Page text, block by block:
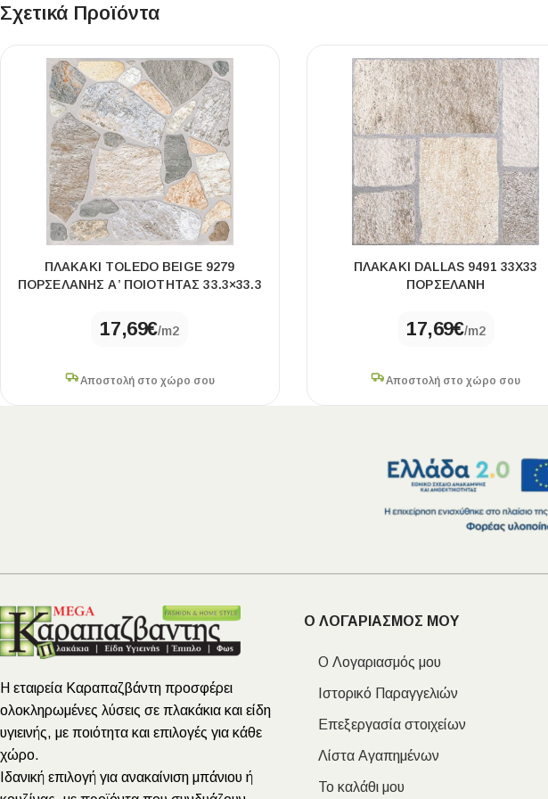
Σχετικά Προϊόντα
ΠΛΑΚΑΚΙ TOLEDO BEIGE 9279
ΠΟΡΣΕΛΑΝΗΣ Α’ ΠΟΙΟΤΗΤΑΣ 33.3×33.3
17,69€/m2
Αποστολή στο χώρο σου
ΠΛΑΚΑΚΙ DALLAS 9491 33Χ33
ΠΟΡΣΕΛΑΝΗ
17,69€/m2
Αποστολή στο χώρο σου
Η εταιρεία Καραπαζβάντη προσφέρει
ολοκληρωμένες λύσεις σε πλακάκια και είδη
υγιεινής, με ποιότητα και επιλογές για κάθε
χώρο.
Ιδανική επιλογή για ανακαίνιση μπάνιου ή
Ο ΛΟΓΑΡΙΑΣΜΟΣ ΜΟΥ
Ο Λογαριασμός μου
Ιστορικό Παραγγελιών
Επεξεργασία στοιχείων
Λίστα Αγαπημένων
Το καλάθι μου